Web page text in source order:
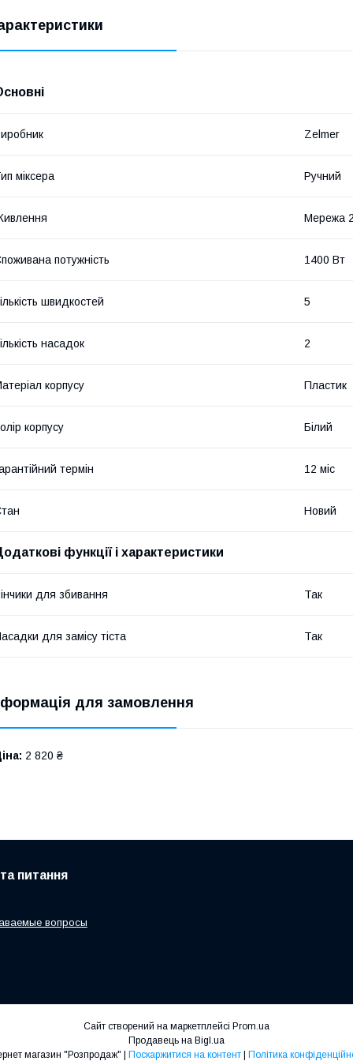
Zelmer
міксера Ручний
Мережа
потужність 1400 Вт
швидкостей 5
насадок 2
корпусу Пластик
корпусу Білий
термін 12 міс
Новий
функції і характеристики
для збивання Так
для замісу тіста Так
для замовлення
2 820 ₴
питання
вопросы
Сайт створений на маркетплейсі Prom.ua
Продавець на Bigl.ua
Інтернет магазин "Розпродаж" | Поскаржитися на контент | Політика